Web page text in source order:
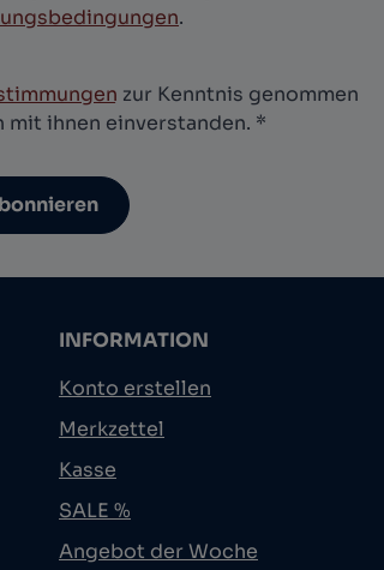
.
zur Kenntnis genommen
mit ihnen einverstanden. *
INFORMATION
Konto erstellen
Merkzettel
Kasse
SALE %
Angebot der Woche